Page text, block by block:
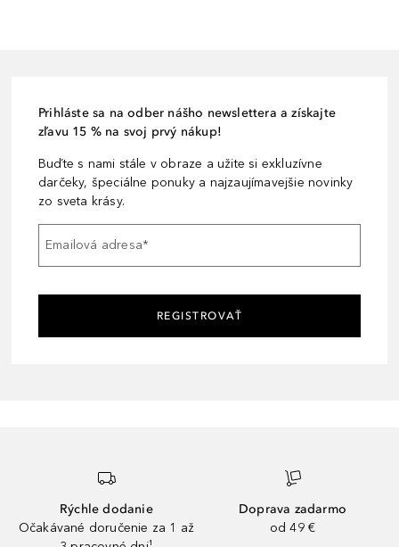
Prihláste sa na odber nášho newslettera a získajte
zľavu 15 % na svoj prvý nákup!
Buďte s nami stále v obraze a užite si exkluzívne
darčeky, špeciálne ponuky a najzaujímavejšie novinky
zo sveta krásy.
Emailová adresa*
REGISTROVAŤ
Rýchle dodanie
Očakávané doručenie za 1 až
Doprava zadarmo
od 49 €